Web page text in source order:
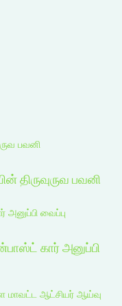
பவனி
திருவுருவ பவனி
அனுப்பி வைப்பு
கார் அனுப்பி
மாவட்ட ஆட்சியர் ஆய்வு